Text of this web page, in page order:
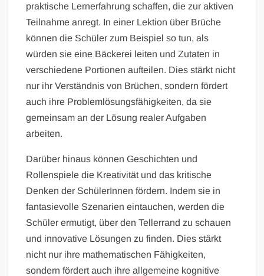
praktische Lernerfahrung schaffen, die zur aktiven
Teilnahme anregt. In einer Lektion über Brüche
können die Schüler zum Beispiel so tun, als
würden sie eine Bäckerei leiten und Zutaten in
verschiedene Portionen aufteilen. Dies stärkt nicht
nur ihr Verständnis von Brüchen, sondern fördert
auch ihre Problemlösungsfähigkeiten, da sie
gemeinsam an der Lösung realer Aufgaben
arbeiten.
Darüber hinaus können Geschichten und
Rollenspiele die Kreativität und das kritische
Denken der SchülerInnen fördern. Indem sie in
fantasievolle Szenarien eintauchen, werden die
Schüler ermutigt, über den Tellerrand zu schauen
und innovative Lösungen zu finden. Dies stärkt
nicht nur ihre mathematischen Fähigkeiten,
sondern fördert auch ihre allgemeine kognitive